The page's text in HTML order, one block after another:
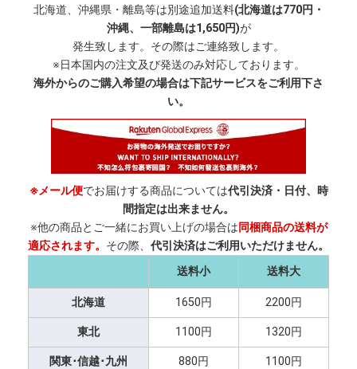
北海道、沖縄県・離島等は別途追加送料(北海道は770円・
沖縄、一部離島は1,650円)が
発生致します。その際はご連絡致します。
※日本国内の注文及び発送のみ対応しております。
海外からのご購入希望の場合は下記サービスをご利用下さ
い。
※メール便でお届けする商品については代引決済・日付、時
間指定は出来ません。
※他の商品とご一緒にお買い上げの場合は同梱商品の送料が
適応されます。 その際、 代引決済はご利用いただけません。
送料小
送料大
北海道 1650円 2200円
東北 1100円 1320円
関東･信越･九州 880円 1100円